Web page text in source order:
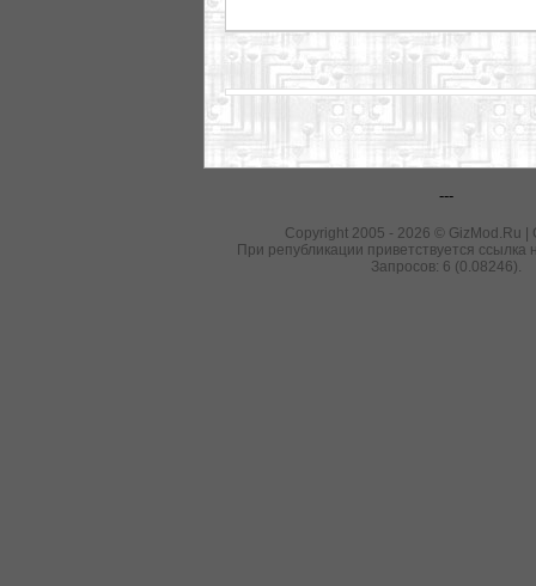
---
Copyright 2005 - 2026 © GizMod.Ru |
При републикации приветствуется ссылка
Запросов: 6 (0.08246).